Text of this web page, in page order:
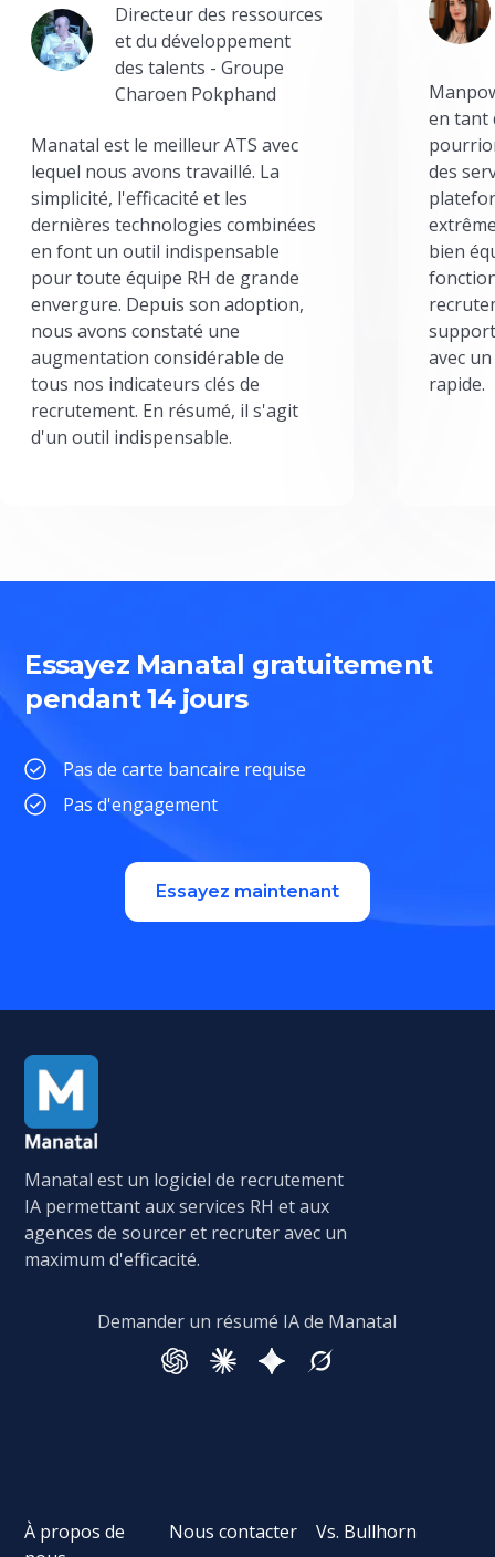
Directeur des ressources
et du développement
des talents - Groupe
Charoen Pokphand
Manatal est le meilleur ATS avec
lequel nous avons travaillé. La
simplicité, l'efficacité et les
dernières technologies combinées
en font un outil indispensable
pour toute équipe RH de grande
envergure. Depuis son adoption,
nous avons constaté une
augmentation considérable de
tous nos indicateurs clés de
recrutement. En résumé, il s'agit
d'un outil indispensable.
en tant
des
bien
avec
rapide.
Essayez Manatal gratuitement
pendant 14 jours
Pas de carte bancaire requise
Pas d'engagement
Essayez maintenant
Manatal est un logiciel de recrutement
IA permettant aux services RH et aux
agences de sourcer et recruter avec un
maximum d'efficacité.
Demander un résumé IA de Manatal
À propos de
Nous contacter
Vs. Bullhorn